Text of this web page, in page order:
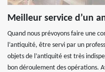
Meilleur service d’un
Quand nous prévoyons faire une
l’antiquité, être servi par un
objets de l’antiquité est très
bon déroulement des opérations.